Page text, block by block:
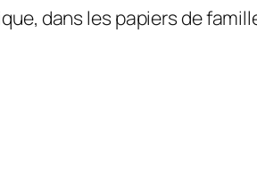
dans les papiers de